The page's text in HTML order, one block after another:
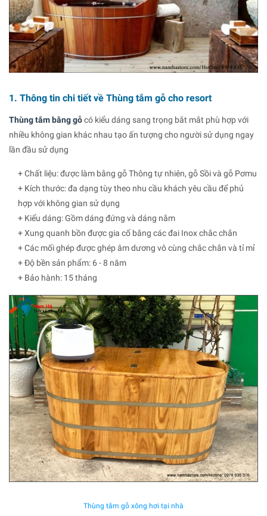
1. Thông tin chi tiết về Thùng tắm gỗ cho resort
Thùng tắm bằng gỗcó kiểu dáng sang trọng bắt mắt phù hợp với
nhiều không gian khác nhau tạo ấn tượng cho người sử dụng ngay
lần đầu sử dụng
+ Chất liệu: được làm bằng gỗ Thông tự nhiên, gỗ Sồi và gỗ Pơmu
+ Kích thước: đa dạng tùy theo nhu cầu khách yêu cầu để phủ
hợp với không gian sử dụng
+ Kiểu dáng: Gồm dáng đứng và dáng nằm
+ Xung quanh bồn được gia cố bằng các đai Inox chắc chắn
+ Các mối ghép được ghép âm dương vô cùng chắc chắn và tỉ mỉ
+ Độ bền sản phẩm: 6 - 8 năm
+ Bảo hành: 15 tháng
Thùng tắm gỗ xông hơi tại nhà